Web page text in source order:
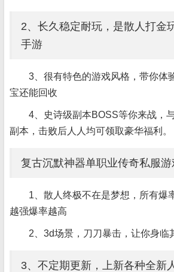
2、长久稳定耐玩，是散人打金
手游
3、很有特色的游戏风格，带你体
宝还能回收
4、史诗级副本BOSS等你来战，
副本，击败后人人均可领取豪华福利。
复古沉默神器单职业传奇私服游
1、散人终极不在是梦想，所有爆
越强爆率越高
2、3d场景，刀刀暴击，让你身临
3、不定期更新，上新各种全新